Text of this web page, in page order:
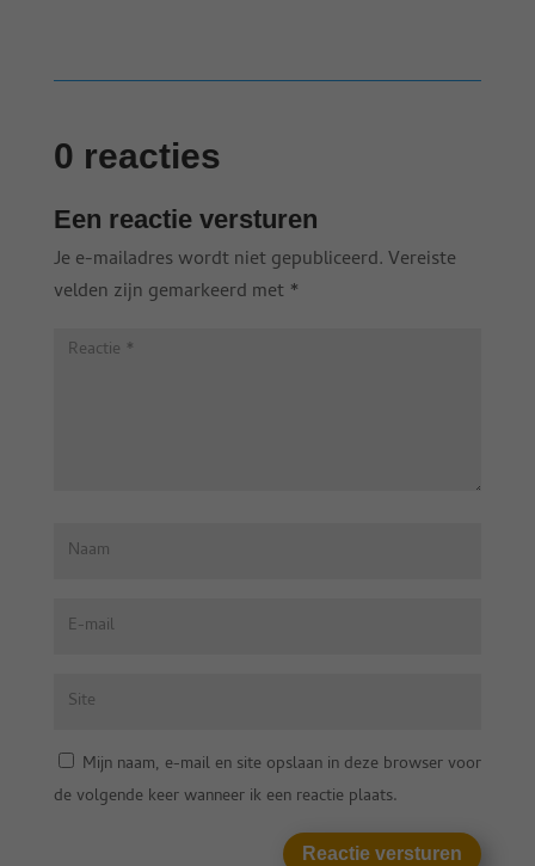
0 reacties
Een reactie versturen
Je e-mailadres wordt niet gepubliceerd.Vereiste
velden zijn gemarkeerd met *
Mijn naam, e-mail en site opslaan in deze browser voor
de volgende keer wanneer ik een reactie plaats.
Reactie versturen